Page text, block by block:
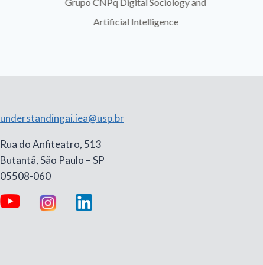
Departamento de Sociologia da USP
understandingai.iea@usp.br
Rua do Anfiteatro, 513
Butantã, São Paulo – SP
05508-060